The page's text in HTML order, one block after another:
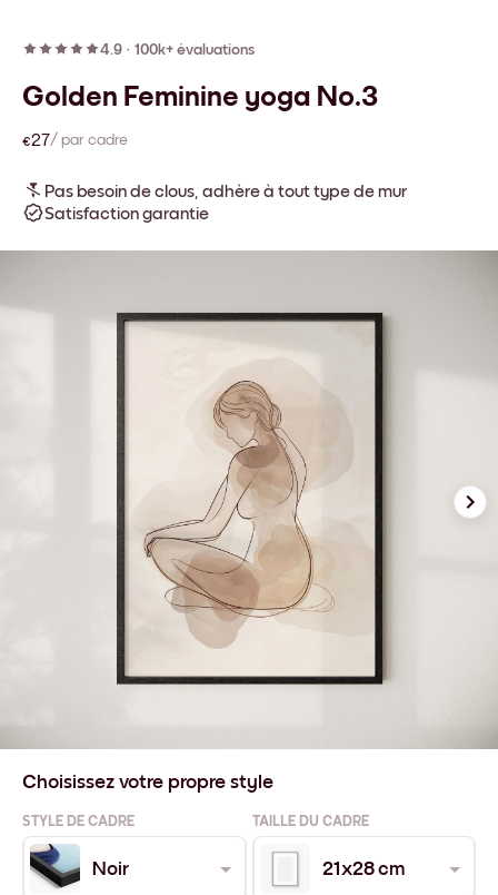
4.9 · 100k+ évaluations
Golden Feminine yoga No.3
€27/ par cadre
Pas besoin de clous, adhère à tout type de mur
Satisfaction garantie
Choisissez votre propre style
STYLE DE CADRE TAILLE DU CADRE
Noir 21x28 cm